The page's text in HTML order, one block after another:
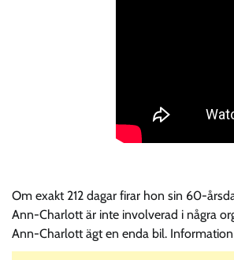
Om exakt 212 dagar firar hon sin 60-
Ann-Charlott är inte involverad i några
Ann-Charlott ägt en enda bil.